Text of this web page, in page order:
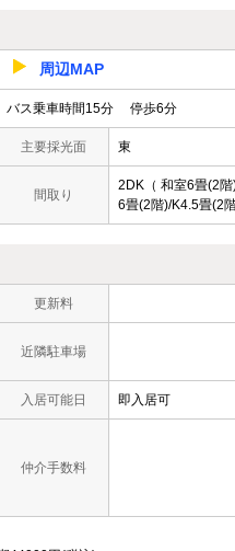
周辺MAP
バス乗車時間15分 停歩6分
主要採光面 東
間取り
2DK（ 和室6畳(2
6畳(2階)/K4.5畳(2階
更新料
近隣駐車場
入居可能日 即入居可
仲介手数料